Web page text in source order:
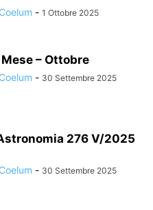
- 1 Ottobre 2025
– Ottobre
- 30 Settembre 2025
276 V/2025
- 30 Settembre 2025